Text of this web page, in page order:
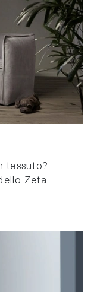
tessuto?
Zeta